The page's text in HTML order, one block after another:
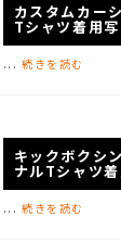
カスタムカー
Tシャツ着用
... 続きを読む
キックボクシ
ナルTシャツ
... 続きを読む